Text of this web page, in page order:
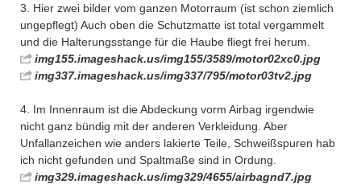
3. Hier zwei bilder vom ganzen Motorraum (ist schon ziemlich
ungepflegt) Auch oben die Schutzmatte ist total vergammelt
und die Halterungsstange für die Haube fliegt frei herum.
img155.imageshack.us/img155/3589/motor02xc0.jpg
img337.imageshack.us/img337/795/motor03tv2.jpg
4. Im Innenraum ist die Abdeckung vorm Airbag irgendwie
nicht ganz bündig mit der anderen Verkleidung. Aber
Unfallanzeichen wie anders lakierte Teile, Schweißspuren hab
ich nicht gefunden und Spaltmaße sind in Ordung.
img329.imageshack.us/img329/4655/airbagnd7.jpg